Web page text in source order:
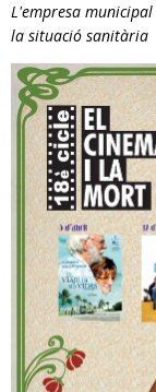
RESPONSABILITAT
L'empresa
la situació sanitària